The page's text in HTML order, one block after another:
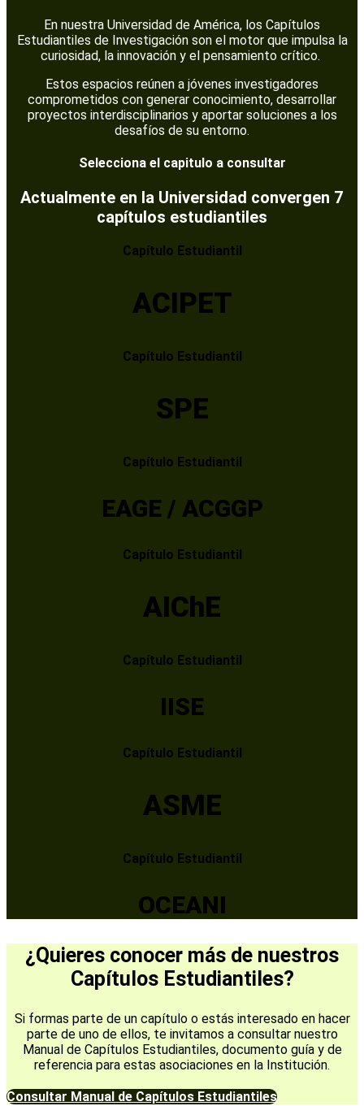
En nuestra Universidad de América, los Capítulos
Estudiantiles de Investigación son el motor que impulsa la
curiosidad, la innovación y el pensamiento crítico.
Estos espacios reúnen a jóvenes investigadores
comprometidos con generar conocimiento, desarrollar
proyectos interdisciplinarios y aportar soluciones a los
desafíos de su entorno.
Selecciona el capitulo a consultar
Actualmente en la Universidad convergen 7
capítulos estudiantiles
Capítulo Estudiantil
ACIPET
Capítulo Estudiantil
SPE
Capítulo Estudiantil
EAGE / ACGGP
Capítulo Estudiantil
AIChE
Capítulo Estudiantil
IISE
Capítulo Estudiantil
ASME
Capítulo Estudiantil
OCEANI
¿Quieres conocer más de nuestros
Capítulos Estudiantiles?
Si formas parte de un capítulo o estás interesado en hacer
parte de uno de ellos, te invitamos a consultar nuestro
Manual de Capítulos Estudiantiles, documento guía y de
referencia para estas asociaciones en la Institución.
Consultar Manual de Capítulos Estudiantiles